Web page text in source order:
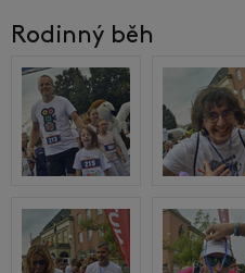
Rodinný běh